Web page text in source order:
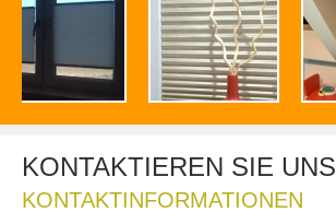
KONTAKTIEREN SIE UNS
KONTAKTINFORMATIONEN